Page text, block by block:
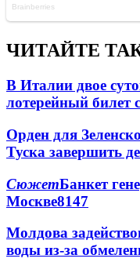
ЧИТАЙТЕ
В Италии двое
лотерейный
Орден для
Туска завершить
СюжетБанкет
Москве8147
Молдова
воды из-за